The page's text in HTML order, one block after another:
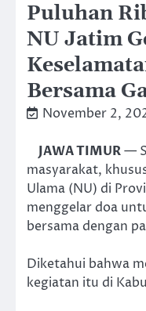
Puluhan
NU Jatim
Bersama
November 2,
JAWA TIMUR—
masyarakat,
Ulama (NU) di
menggelar doa
bersama dengan
Diketahui bahwa
kegiatan itu di